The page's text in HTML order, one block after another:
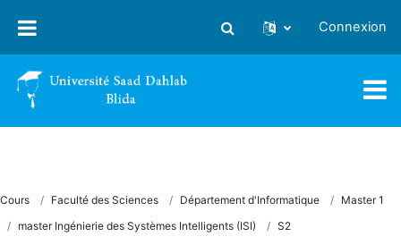
Activer/désactiver la saisie
Connexion
Cours Faculté des Sciences Département d'Informatique
Master 1
master Ingénierie des Systèmes Intelligents (ISI)
S2